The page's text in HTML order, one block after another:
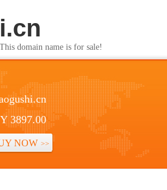
domain name is for sale!
3897.00
NOW >>